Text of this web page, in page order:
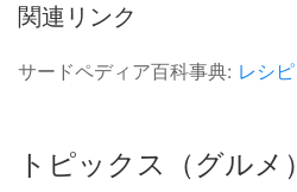
関連リンク
サードペディア百科事典: レシピ
トピックス（グルメ）